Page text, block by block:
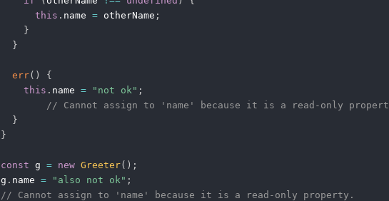
this . name = otherName ;
}
}
err( )
{
this . name = "not ok" ;
// Cannot assign to 'name' because it is a read-only
}
}
const g = new Greeter( ) ;
g . name = "also not ok" ;
// Cannot assign to 'name' because it is a read-only property.